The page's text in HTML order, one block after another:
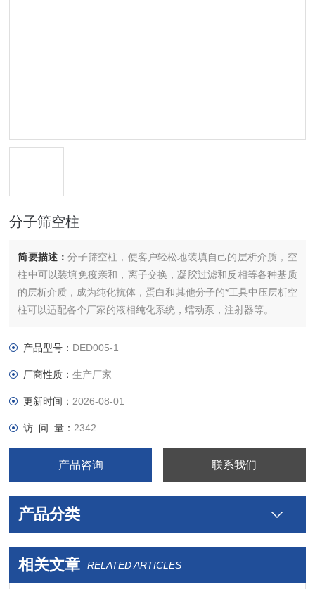
分子筛空柱
简要描述：分子筛空柱，使客户轻松地装填自己的层析介质，空
柱中可以装填免疫亲和，离子交换，凝胶过滤和反相等各种基质
的层析介质，成为纯化抗体，蛋白和其他分子的*工具中压层析空
柱可以适配各个厂家的液相纯化系统，蠕动泵，注射器等。
产品型号： DED005-1
厂商性质：生产厂家
更新时间： 2026-08-01
访 问 量： 2342
产品咨询 联系我们
产品分类
相关文章 RELATED ARTICLES